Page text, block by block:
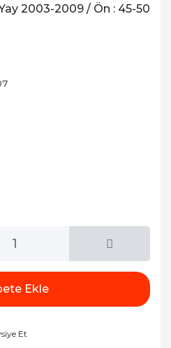
2003-2009 / Ön : 45-50
Ekle
Et